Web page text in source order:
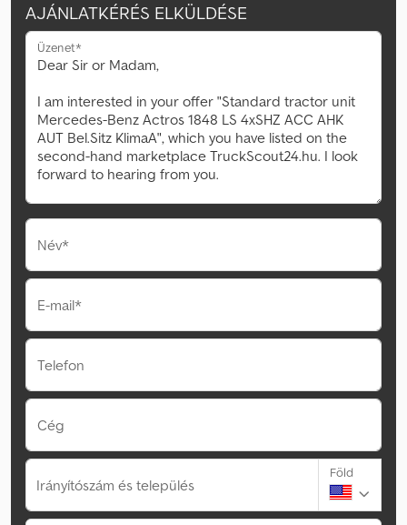
AJÁNLATKÉRÉS ELKÜLDÉSE
Üzenet*
Név*
E-mail*
Telefon
Cég
Irányítószám és település
Föld